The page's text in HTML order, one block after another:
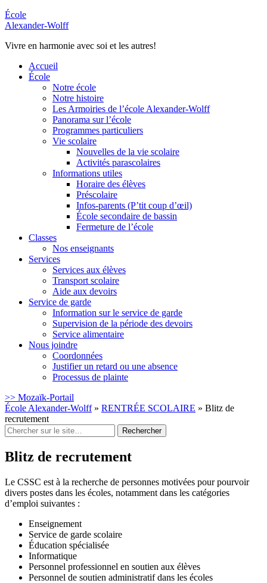
École
Alexander-Wolff
Vivre en harmonie avec soi et les autres!
Accueil
École
Notre école
Notre histoire
Les Armoiries de l’école Alexander-Wolff
Panorama sur l’école
Programmes particuliers
Vie scolaire
Nouvelles de la vie scolaire
Activités parascolaires
Informations utiles
Horaire des élèves
Préscolaire
Infos-parents (P’tit coup d’œil)
École secondaire de bassin
Fermeture de l’école
Classes
Nos enseignants
Services
Services aux élèves
Transport scolaire
Aide aux devoirs
Service de garde
Information sur le service de garde
Supervision de la période des devoirs
Service alimentaire
Nous joindre
Coordonnées
Justifier un retard ou une absence
Processus de plainte
>> Mozaïk-Portail
École Alexander-Wolff» RENTRÉE SCOLAIRE » Blitz de
recrutement
Rechercher
:
Blitz de recrutement
Le CSSC est à la recherche de personnes motivées pour pourvoir
divers postes dans les écoles, notamment dans les catégories
d’emploi suivantes :
Enseignement
Service de garde scolaire
Éducation spécialisée
Informatique
Personnel professionnel en soutien aux élèves
Personnel de soutien administratif dans les écoles